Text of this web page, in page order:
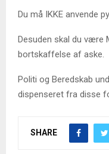
Du må IKKE anvende
Desuden skal du være
bortskaffelse af aske.
Politi og Beredskab
dispenseret fra disse
SHARE